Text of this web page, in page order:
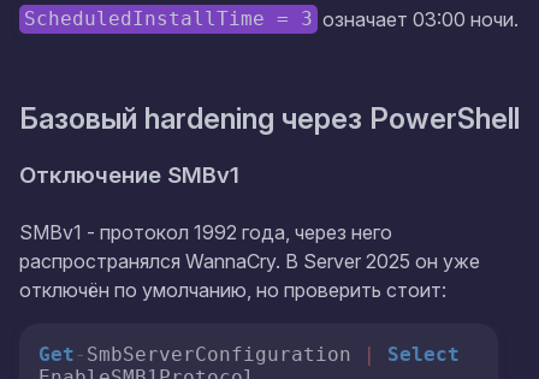
ScheduledInstallTime = 3 означает 03:00 ночи.
Базовый hardening через PowerShell
Отключение SMBv1
SMBv1 - протокол 1992 года, через него
распространялся WannaCry. В Server 2025 он уже
отключён по умолчанию, но проверить стоит:
Get - SmbServerConfiguration |
Select